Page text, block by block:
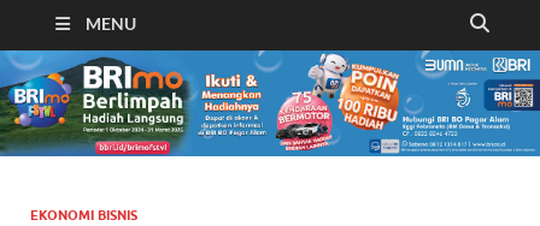
MENU
EKONOMI BISNIS